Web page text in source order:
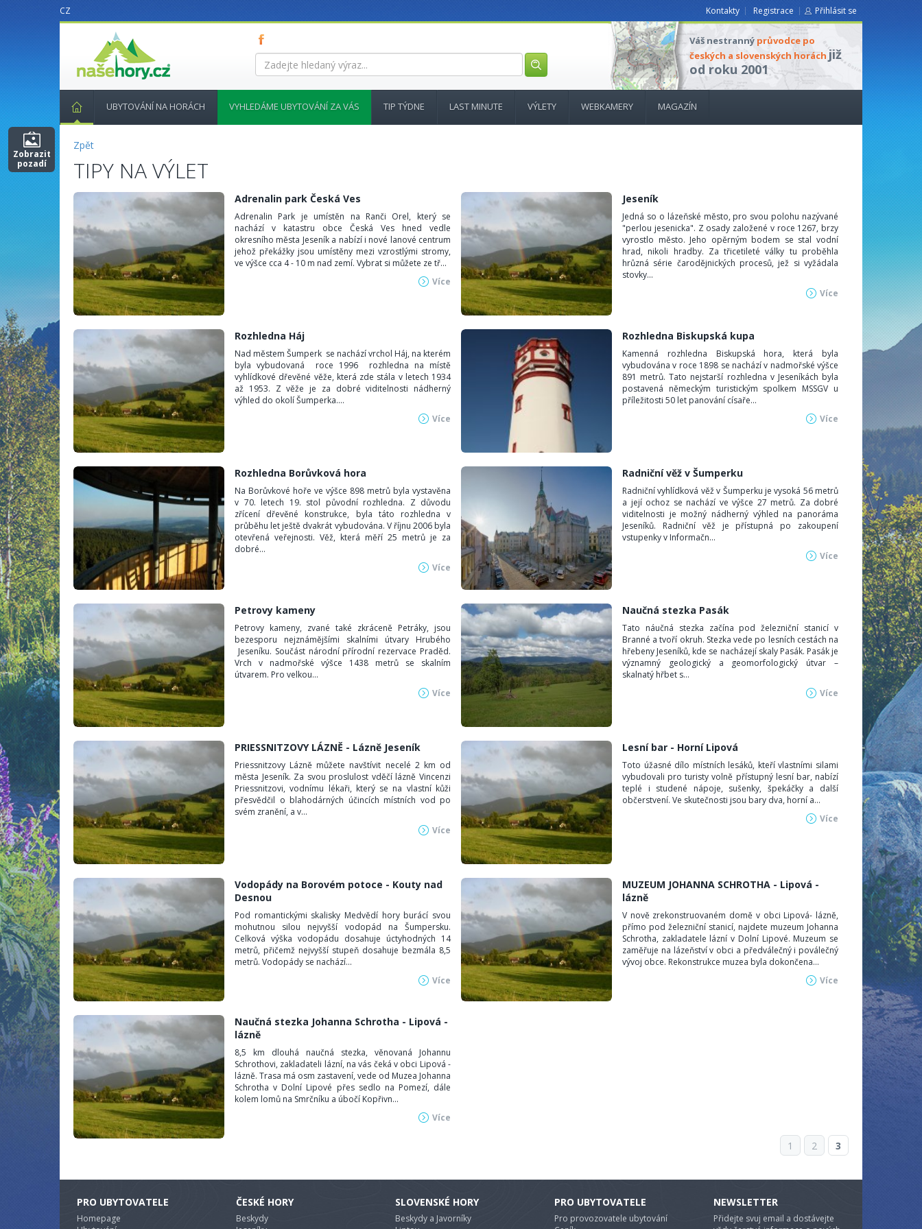
CZ Kontakty Registrace Přihlásit se
nasehory.cz
Zadejte
hledaný
Váš nestranný průvodce po
českých a slovenských horách již
od roku 2001
UBYTOVÁNÍ NA HORÁCH VYHLEDÁME UBYTOVÁNÍ ZA VÁS TIP TÝDNE LAST MINUTE VÝLETY WEBKAMERY MAGAZÍN
Zpět
TIPY NA VÝLET
Adrenalin park Česká Ves
Adrenalin Park je umístěn na Ranči Orel, který se
nachází v katastru obce Česká Ves hned vedle
okresního města Jeseník a nabízí i nové lanové centrum
jehož překážky jsou umístěny mezi vzrostlými stromy,
ve výšce cca 4 - 10 m nad zemí. Vybrat si můžete ze tř...
Více
Jeseník
Jedná so o lázeňské město, pro svou polohu nazývané
"perlou jesenicka". Z osady založené v roce 1267, brzy
vyrostlo město. Jeho opěrným bodem se stal vodní
hrad, nikoli hradby. Za třicetileté války tu proběhla
hrůzná série čarodějnických procesů, jež si vyžádala
stovky...
Více
Rozhledna Háj
Nad městem Šumperk se nachází vrchol Háj, na kterém
byla vybudovaná roce 1996 rozhledna na místě
vyhlídkové dřevěné věže, která zde stála v letech 1934
až 1953. Z věže je za dobré viditelnosti nádherný
výhled do okolí Šumperka....
Více
Rozhledna Biskupská kupa
Kamenná rozhledna Biskupská hora, která byla
vybudována v roce 1898 se nachází v nadmořské výšce
891 metrů. Tato nejstarší rozhledna v Jeseníkách byla
postavená německým turistickým spolkem MSSGV u
příležitosti 50 let panování císaře...
Více
Rozhledna Borůvková hora
Na Borůvkové hoře ve výšce 898 metrů byla vystavěna
v 70. letech 19. stol původní rozhledna. Z důvodu
zřícení dřevěné konstrukce, byla táto rozhledna v
průběhu let ještě dvakrát vybudována. V říjnu 2006 byla
otevřená veřejnosti. Věž, která měří 25 metrů je za
dobré...
Více
Radniční věž v Šumperku
Radniční vyhlídková věž v Šumperku je vysoká 56 metrů
a její ochoz se nachází ve výšce 27 metrů. Za dobré
viditelnosti je možný nádherný výhled na panoráma
Jeseníků. Radniční věž je přístupná po zakoupení
vstupenky v Informačn...
Více
Petrovy kameny
Petrovy kameny, zvané také zkráceně Petráky, jsou
bezesporu nejznámějšími skalními útvary Hrubého
Jeseníku. Součást národní přírodní rezervace Praděd.
Vrch v nadmořské výšce 1438 metrů se skalním
útvarem. Pro velkou...
Více
Naučná stezka Pasák
Tato náučná stezka začína pod železniční stanicí v
Branné a tvoří okruh. Stezka vede po lesních cestách na
hřebeny Jeseníků, kde se nacházejí skaly Pasák. Pasák je
významný geologický a geomorfologický útvar –
skalnatý hřbet s...
Více
PRIESSNITZOVY LÁZNĚ - Lázně Jeseník
Priessnitzovy Lázně můžete navštívit necelé 2 km od
města Jeseník. Za svou proslulost vděčí lázně Vincenzi
Priessnitzovi, vodnímu lékaři, který se na vlastní kůži
přesvědčil o blahodárných účincích místních vod po
svém zranění, a v...
Více
Lesní bar - Horní Lipová
Toto úžasné dílo místních lesáků, kteří vlastními silami
vybudovali pro turisty volně přístupný lesní bar, nabízí
teplé i studené nápoje, sušenky, špekáčky a další
občerstvení. Ve skutečnosti jsou bary dva, horní a...
Více
Vodopády na Borovém potoce - Kouty nad
Desnou
Pod romantickými skalisky Medvědí hory burácí svou
mohutnou silou nejvyšší vodopád na Šumpersku.
Celková výška vodopádu dosahuje úctyhodných 14
metrů, přičemž nejvyšší stupeň dosahuje bezmála 8,5
metrů. Vodopády se nachází...
Více
MUZEUM JOHANNA SCHROTHA - Lipová -
lázně
V nově zrekonstruovaném domě v obci Lipová- lázně,
přímo pod železniční stanicí, najdete muzeum Johanna
Schrotha, zakladatele lázní v Dolní Lipové. Muzeum se
zaměřuje na lázeňství v obci a předválečný i poválečný
vývoj obce. Rekonstrukce muzea byla dokončena...
Více
Naučná stezka Johanna Schrotha - Lipová -
lázně
8,5 km dlouhá naučná stezka, věnovaná Johannu
Schrothovi, zakladateli lázní, na vás čeká v obci Lipová -
lázně. Trasa má osm zastavení, vede od Muzea Johanna
Schrotha v Dolní Lipové přes sedlo na Pomezí, dále
kolem lomů na Smrčníku a úbočí Kopřivn...
Více
1 2 3
PRO UBYTOVATELE
Homepage
ČESKÉ HORY
Beskydy
SLOVENSKÉ HORY
Beskydy a Javorníky
PRO UBYTOVATELE
Pro provozovatele ubytování
NEWSLETTER
Přidejte svuj email a dostávejte
Zobrazit
pozadí